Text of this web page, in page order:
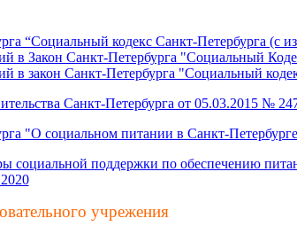
“Социальный кодекс Санкт-Петербурга (с
в Закон Санкт-Петербурга "Социальный
в закон Санкт-Петербурга "Социальный
Санкт-Петербурга от 05.03.2015 №
"О социальном питании в Санкт-
социальной поддержки по обеспечению
учрежения